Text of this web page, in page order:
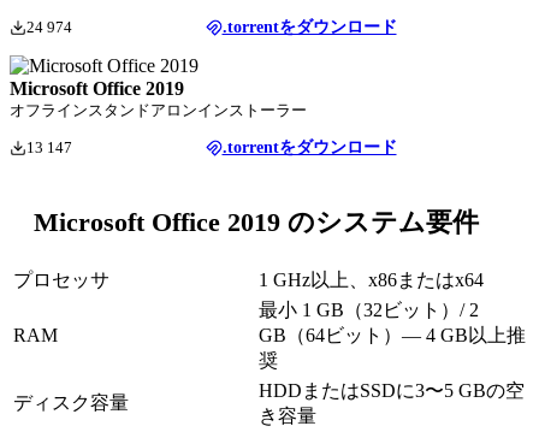
24 974 .torrentをダウンロード
Microsoft Office 2019
オフラインスタンドアロンインストーラー
13 147 .torrentをダウンロード
Microsoft Office 2019 のシステム要件
プロセッサ 1 GHz以上、x86またはx64
RAM
最小 1 GB（32ビット）/ 2
GB（64ビット）— 4 GB以上推
奨
ディスク容量
HDDまたはSSDに3〜5 GBの空
き容量